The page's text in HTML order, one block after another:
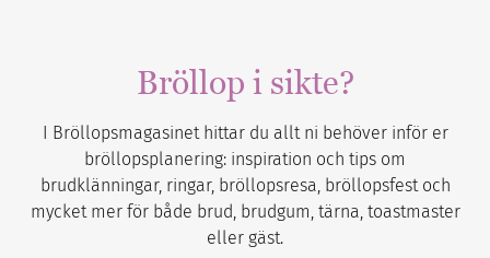
Bröllop i sikte?
I Bröllopsmagasinet hittar du allt ni behöver inför er
bröllopsplanering: inspiration och tips om
brudklänningar, ringar, bröllopsresa, bröllopsfest och
mycket mer för både brud, brudgum, tärna, toastmaster
eller gäst.